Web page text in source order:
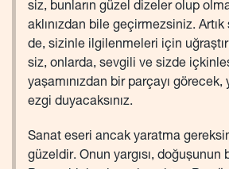
siz, bunların güzel dizeler olup
aklınızdan bile geçirmezsiniz.
de, sizinle ilgilenmeleri için
siz, onlarda, sevgili ve sizde
yaşamınızdan bir parçayı görecek,
ezgi duyacaksınız.
Sanat eseri ancak yaratma
güzeldir. Onun yargısı, doğuşunun